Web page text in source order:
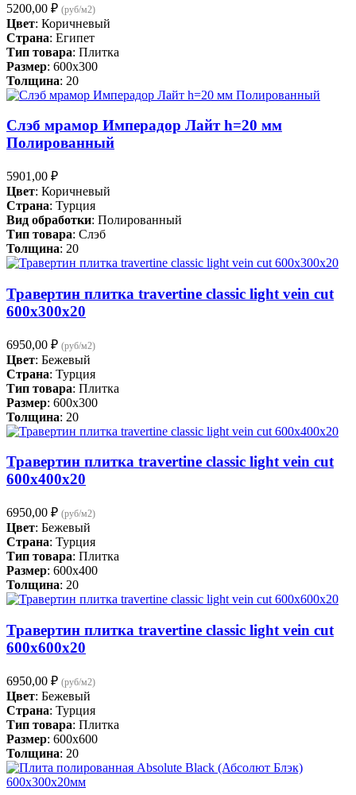
5200,00 ₽ (руб/м2)
Цвет: Коричневый
Страна: Египет
Тип товара: Плитка
Размер: 600x300
Толщина: 20
Слэб мрамор Имперадор Лайт h=20 мм
Полированный
5901,00 ₽
Цвет: Коричневый
Страна: Турция
Вид обработки: Полированный
Тип товара: Слэб
Толщина: 20
Травертин плитка travertine classic light vein cut
600x300x20
6950,00 ₽ (руб/м2)
Цвет: Бежевый
Страна: Турция
Тип товара: Плитка
Размер: 600x300
Толщина: 20
Травертин плитка travertine classic light vein cut
600x400x20
6950,00 ₽ (руб/м2)
Цвет: Бежевый
Страна: Турция
Тип товара: Плитка
Размер: 600x400
Толщина: 20
Травертин плитка travertine classic light vein cut
600x600x20
6950,00 ₽ (руб/м2)
Цвет: Бежевый
Страна: Турция
Тип товара: Плитка
Размер: 600x600
Толщина: 20